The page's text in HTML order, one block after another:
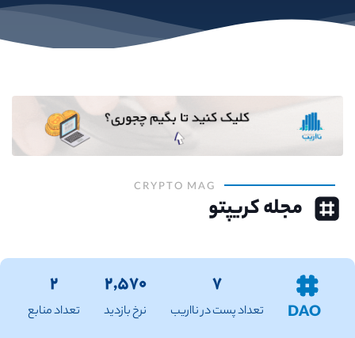
CRYPTO MAG
مجله کریپتو
DAO
۷
تعداد پست در نااریب
۲,۵۷۰
نرخ بازدید
۲
تعداد منابع